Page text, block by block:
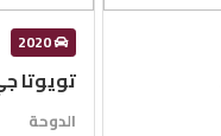
2020
تويوتا
الدوحة